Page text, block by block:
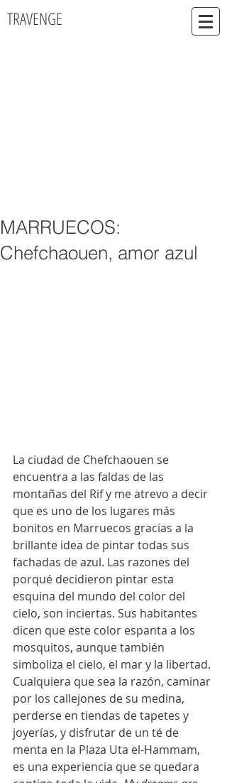
TRAVENGE
MARRUECOS:
Chefchaouen, amor azul
La ciudad de Chefchaouen se
encuentra a las faldas de las
montañas del Rif y me atrevo a decir
que es uno de los lugares más
bonitos en Marruecos gracias a la
brillante idea de pintar todas sus
fachadas de azul. Las razones del
porqué decidieron pintar esta
esquina del mundo del color del
cielo, son inciertas. Sus habitantes
dicen que este color espanta a los
mosquitos, aunque también
simboliza el cielo, el mar y la libertad.
Cualquiera que sea la razón, caminar
por los callejones de su medina,
perderse en tiendas de tapetes y
joyerías, y disfrutar de un té de
menta en la Plaza Uta el-Hammam,
es una experiencia que se quedara